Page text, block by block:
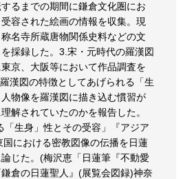
るまでの期間に鎌倉文化圏にお
容された絵画の情報を収集。現
名寺所蔵唐物関係史料などの文
採録した。3.宋・元時代の羅漢図
京、大阪等において作品調査を
漢図の特徴としてあげられる「生
物像を羅漢図に描き込む慣習が
解されていたのかを報告した。
「生身」性とその受容」『アジア
における密教図像の伝播を日蓮
じた。(梅沢恵「日蓮筆『不動愛
倉の日蓮聖人』(展覧会図録)神奈